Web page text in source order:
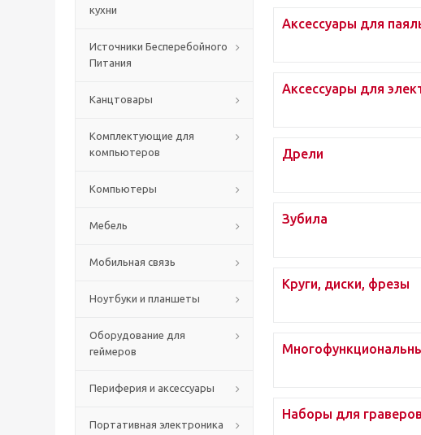
кухни
Источники Бесперебойного
Питания
Канцтовары
Комплектующие для
компьютеров
Компьютеры
Мебель
Мобильная связь
Ноутбуки и планшеты
Оборудование для
геймеров
Периферия и аксессуары
Портативная электроника
Аксессуары для
Аксессуары для
Дрели
Зубила
Круги, диски, фрезы
Наборы для граверов